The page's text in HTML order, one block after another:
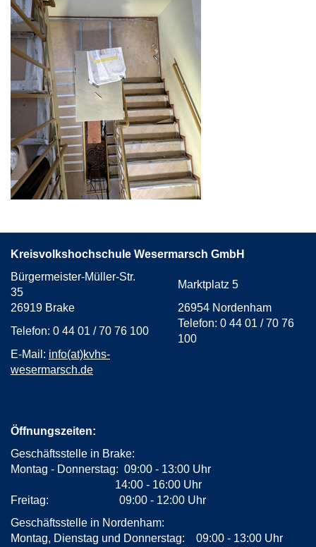
Kreisvolkshochschule Wesermarsch GmbH
Bürgermeister-Müller-Str.
35
Marktplatz 5
26919 Brake
26954 Nordenham
Telefon: 0 44 01 / 70 76 100
Telefon: 0 44 01 / 70 76
100
E-Mail: info(at)kvhs-
wesermarsch.de
Öffnungszeiten:
Geschäftsstelle in Brake:
Montag - Donnerstag: 09:00 - 13:00 Uhr
14:00 - 16:00 Uhr
Freitag: 09:00 - 12:00 Uhr
Geschäftsstelle in Nordenham:
Montag, Dienstag und Donnerstag: 09:00 - 13:00 Uhr